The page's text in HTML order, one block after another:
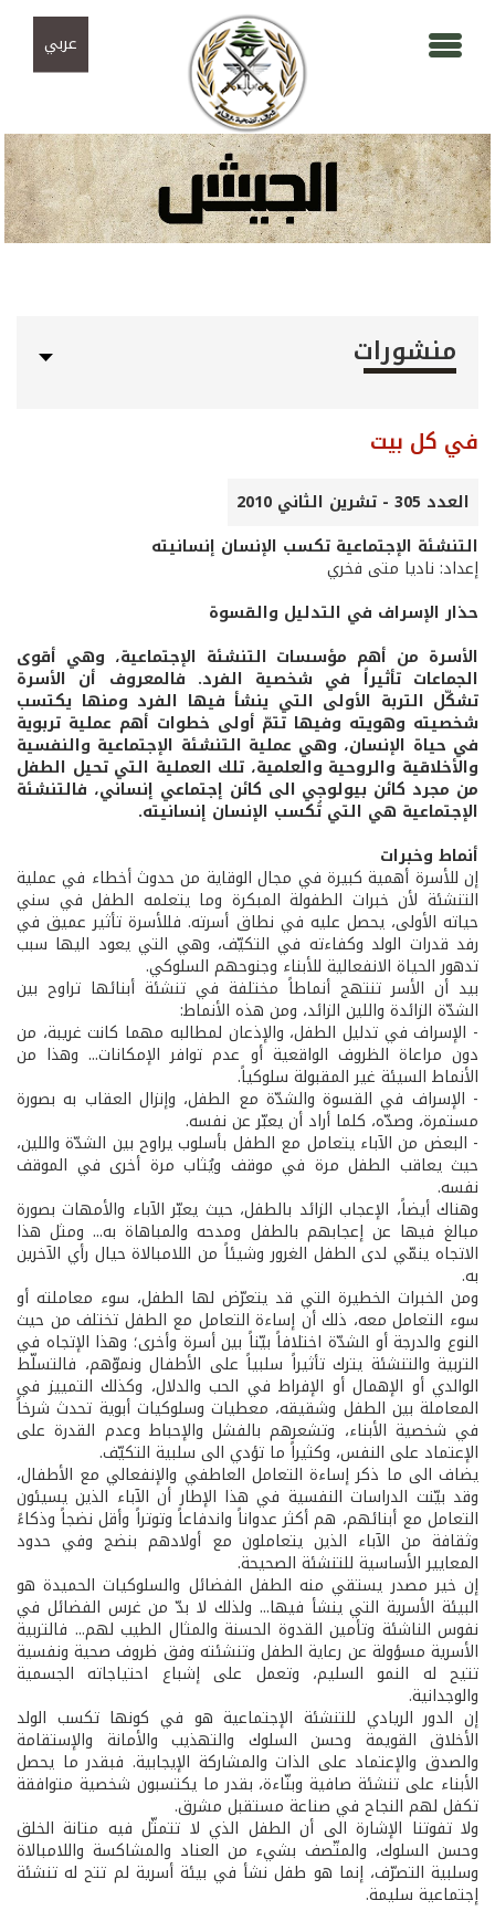
عربي
منشورات
في كل بيت
العدد 305 - تشرين الثاني 2010
التنشئة الإجتماعية تكسب الإنسان إنسانيته
إعداد: ناديا متى فخري
حذار الإسراف في التدليل والقسوة
الأسرة من أهم مؤسسات التنشئة الإجتماعية، وهي أقوى
الجماعات تأثيراً في شخصية الفرد. فالمعروف أن الأسرة
تشكّل التربة الأولى التي ينشأ فيها الفرد ومنها يكتسب
شخصيته وهويته وفيها تتمّ أولى خطوات أهم عملية تربوية
في حياة الإنسان، وهي عملية التنشئة الإجتماعية والنفسية
والأخلاقية والروحية والعلمية، تلك العملية التي تحيل الطفل
من مجرد كائن بيولوجي الى كائن إجتماعي إنساني، فالتنشئة
الإجتماعية هي التي تُكسب الإنسان إنسانيته.
أنماط وخبرات
إن للأسرة أهمية كبيرة في مجال الوقاية من حدوث أخطاء في عملية
التنشئة لأن خبرات الطفولة المبكرة وما يتعلمه الطفل في سني
حياته الأولى، يحصل عليه في نطاق أسرته. فللأسرة تأثير عميق في
رفد قدرات الولد وكفاءته في التكيّف، وهي التي يعود اليها سبب
تدهور الحياة الانفعالية للأبناء وجنوحهم السلوكي.
بيد أن الأسر تنتهج أنماطاً مختلفة في تنشئة أبنائها تراوح بين
الشدّة الزائدة واللين الزائد، ومن هذه الأنماط:
- الإسراف في تدليل الطفل، والإذعان لمطالبه مهما كانت غريبة، من
دون مراعاة الظروف الواقعية أو عدم توافر الإمكانات... وهذا من
الأنماط السيئة غير المقبولة سلوكياً.
- الإسراف في القسوة والشدّة مع الطفل، وإنزال العقاب به بصورة
مستمرة، وصدّه، كلما أراد أن يعبّر عن نفسه.
- البعض من الآباء يتعامل مع الطفل بأسلوب يراوح بين الشدّة واللين،
حيث يعاقب الطفل مرة في موقف ويُثاب مرة أخرى في الموقف
نفسه.
وهناك أيضاً، الإعجاب الزائد بالطفل، حيث يعبّر الآباء والأمهات بصورة
مبالغ فيها عن إعجابهم بالطفل ومدحه والمباهاة به... ومثل هذا
الاتجاه ينمّي لدى الطفل الغرور وشيئاً من اللامبالاة حيال رأي الآخرين
به.
ومن الخبرات الخطيرة التي قد يتعرّض لها الطفل، سوء معاملته أو
سوء التعامل معه، ذلك أن إساءة التعامل مع الطفل تختلف من حيث
النوع والدرجة أو الشدّة اختلافاً بيّناً بين أسرة وأخرى؛ وهذا الإتجاه في
التربية والتنشئة يترك تأثيراً سلبياً على الأطفال ونموّهم، فالتسلّط
الوالدي أو الإهمال أو الإفراط في الحب والدلال، وكذلك التمييز في
المعاملة بين الطفل وشقيقه، معطيات وسلوكيات أبوية تحدث شرخاً
في شخصية الأبناء، وتشعرهم بالفشل والإحباط وعدم القدرة على
الإعتماد على النفس، وكثيراً ما تؤدي الى سلبية التكيّف.
يضاف الى ما ذكر إساءة التعامل العاطفي والإنفعالي مع الأطفال،
وقد بيّنت الدراسات النفسية في هذا الإطار أن الآباء الذين يسيئون
التعامل مع أبنائهم، هم أكثر عدواناً واندفاعاً وتوتراً وأقل نضجاً وذكاءً
وثقافة من الآباء الذين يتعاملون مع أولادهم بنضج وفي حدود
المعايير الأساسية للتنشئة الصحيحة.
إن خير مصدر يستقي منه الطفل الفضائل والسلوكيات الحميدة هو
البيئة الأسرية التي ينشأ فيها... ولذلك لا بدّ من غرس الفضائل في
نفوس الناشئة وتأمين القدوة الحسنة والمثال الطيب لهم... فالتربية
الأسرية مسؤولة عن رعاية الطفل وتنشئته وفق ظروف صحية ونفسية
تتيح له النمو السليم، وتعمل على إشباع احتياجاته الجسمية
والوجدانية.
إن الدور الريادي للتنشئة الإجتماعية هو في كونها تكسب الولد
الأخلاق القويمة وحسن السلوك والتهذيب والأمانة والإستقامة
والصدق والإعتماد على الذات والمشاركة الإيجابية. فبقدر ما يحصل
الأبناء على تنشئة صافية وبنّاءة، بقدر ما يكتسبون شخصية متوافقة
تكفل لهم النجاح في صناعة مستقبل مشرق.
ولا تفوتنا الإشارة الى أن الطفل الذي لا تتمثّل فيه متانة الخلق
وحسن السلوك، والمتّصف بشيء من العناد والمشاكسة واللامبالاة
وسلبية التصرّف، إنما هو طفل نشأ في بيئة أسرية لم تتح له تنشئة
إجتماعية سليمة.